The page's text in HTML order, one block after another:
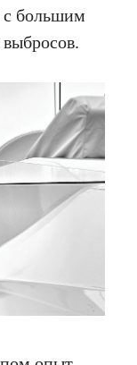
с большим
КАТЕРАХ,